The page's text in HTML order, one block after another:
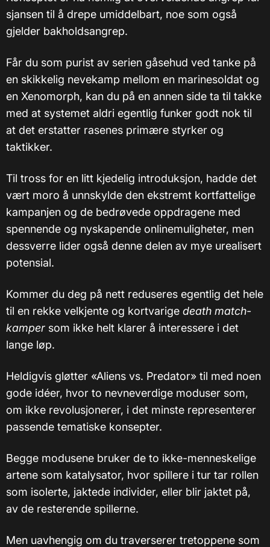
sjansen til å drepe umiddelbart, noe som også
gjelder bakholdsangrep.
Får du som purist av serien gåsehud ved tanke på
en skikkelig nevekamp mellom en marinesoldat og
en Xenomorph, kan du på en annen side ta til takke
med at systemet aldri egentlig funker godt nok til
at det erstatter rasenes primære styrker og
taktikker.
Til tross for en litt kjedelig introduksjon, hadde det
vært moro å unnskylde den ekstremt kortfattelige
kampanjen og de bedrøvede oppdragene med
spennende og nyskapende onlinemuligheter, men
dessverre lider også denne delen av mye urealisert
potensial.
Kommer du deg på nett reduseres egentlig det hele
til en rekke velkjente og kortvarige death match-
kamper som ikke helt klarer å interessere i det
lange løp.
Heldigvis gløtter «Aliens vs. Predator» til med noen
gode idéer, hvor to nevneverdige moduser som,
om ikke revolusjonerer, i det minste representerer
passende tematiske konsepter.
Begge modusene bruker de to ikke-menneskelige
artene som katalysator, hvor spillere i tur tar rollen
som isolerte, jaktede individer, eller blir jaktet på,
av de resterende spillerne.
Men uavhengig om du traverserer tretoppene som